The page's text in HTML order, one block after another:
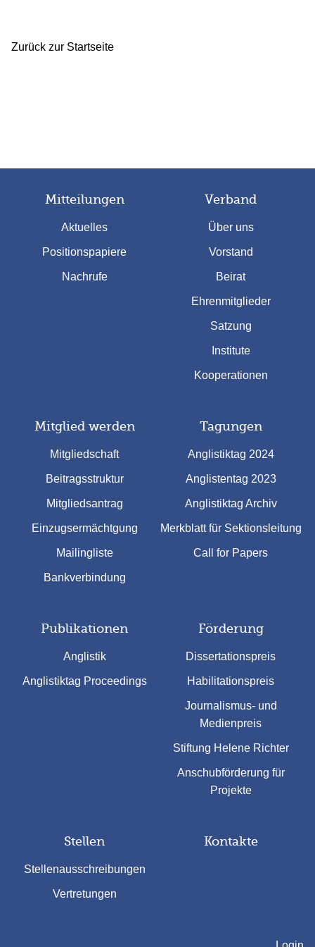
Zurück zur Startseite
Mitteilungen
Aktuelles
Positionspapiere
Nachrufe
Verband
Über uns
Vorstand
Beirat
Ehrenmitglieder
Satzung
Institute
Kooperationen
Mitglied werden
Mitgliedschaft
Beitragsstruktur
Mitgliedsantrag
Einzugsermächtgung
Mailingliste
Bankverbindung
Tagungen
Anglistiktag 2024
Anglistentag 2023
Anglistiktag Archiv
Merkblatt für Sektionsleitung
Call for Papers
Publikationen
Anglistik
Anglistiktag Proceedings
Förderung
Dissertationspreis
Habilitationspreis
Journalismus- und
Medienpreis
Stiftung Helene Richter
Anschubförderung für
Projekte
Stellen
Stellenausschreibungen
Vertretungen
Kontakte